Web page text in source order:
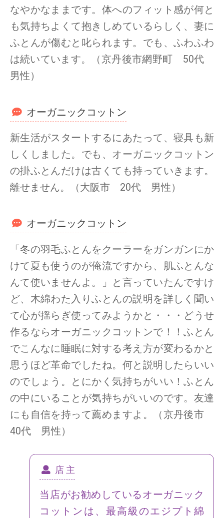
なやかなままです。体へのフィット感が何と
も気持ちよくて抱きしめているらしく、妻に
ふとんが傷むと叱られます。でも、ふわふわ
は続いています。（京丹後市網野町 50代
男性）
オーガニックコットン
新生活がスタートするにあたって、寝具も新
しくしました。でも、オーガニックコットン
の掛ふとんだけは古くても持っていきます。
離せません。（大阪市 20代 男性）
オーガニックコットン
「冬の羽毛ふとんをクーラーをガンガンにか
けて夏も使うのが俺流ですから、肌ふとんな
んて使いませんよ。」と言っていたんですけ
ど、木綿わた入りふとんの説明を詳しく聞い
て心が揺らぎ使ってみようかと・・・どうせ
作るならオーガニックコットンで！！ふとん
でこんなに睡眠に対する考え方が変わるかと
思うほど革命でしたね。何と説明したらいい
のでしょう。とにかく気持ちがいい！ふとん
の中にいることが気持ちがいいのです。友達
にも自信を持って薦めますよ。（京丹後市
40代 男性）
店 主
当店がお勧めしているオーガニック
コットンは、最高級のエジプト綿